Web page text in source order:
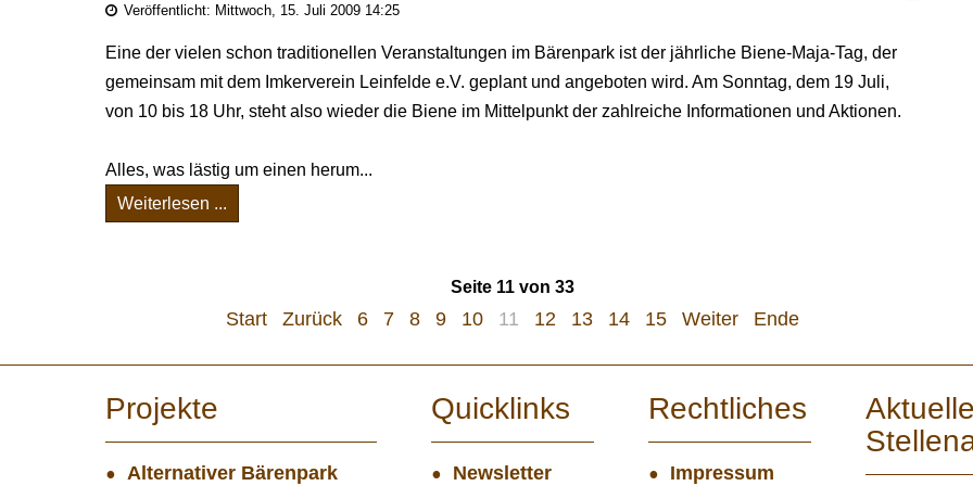
Veröffentlicht: Mittwoch, 15. Juli 2009 14:25
Eine der vielen schon traditionellen Veranstaltungen im Bärenpark ist der jährliche Biene-Maja-Tag, der
gemeinsam mit dem Imkerverein Leinfelde e.V. geplant und angeboten wird. Am Sonntag, dem 19 Juli,
von 10 bis 18 Uhr, steht also wieder die Biene im Mittelpunkt der zahlreiche Informationen und Aktionen.
Alles, was lästig um einen herum...
Weiterlesen ...
Seite 11 von 33
Start Zurück 6 7 8 9 10 11 12 13 14 15 Weiter Ende
Projekte
Alternativer Bärenpark
Quicklinks
Newsletter
Rechtliches
Impressum
Aktuelle